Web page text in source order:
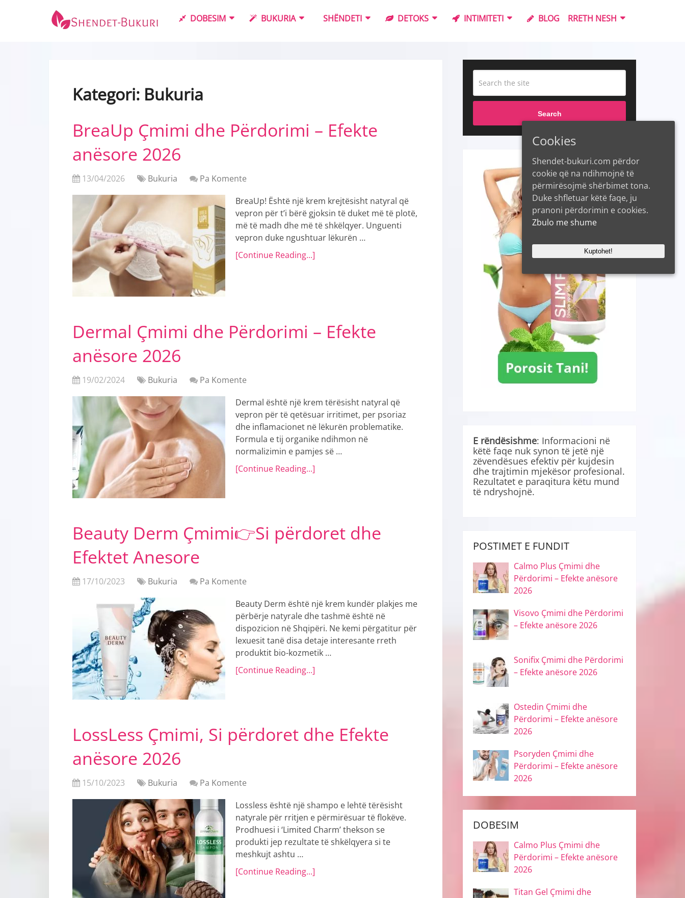
DOBESIM BUKURIA SHËNDETI DETOKS INTIMITETI BLOG RRETH NESH
Kategori: Bukuria
BreaUp Çmimi dhe Përdorimi – Efekte
anësore 2026
13/04/2026 Bukuria
Pa Komente
BreaUp! Është një krem krejtësisht natyral që
vepron për t’i bërë gjoksin të duket më të plotë,
më të madh dhe më të shkëlqyer. Unguenti
vepron duke ngushtuar lëkurën …
[Continue Reading...]
Dermal Çmimi dhe Përdorimi – Efekte
anësore 2026
19/02/2024 Bukuria
Pa Komente
Dermal është një krem tërësisht natyral që
vepron për të qetësuar irritimet, per psoriaz
dhe inflamacionet në lëkurën problematike.
Formula e tij organike ndihmon në
normalizimin e pamjes së …
[Continue Reading...]
Beauty Derm Çmimi👉Si përdoret dhe
Efektet Anesore
17/10/2023 Bukuria
Pa Komente
Beauty Derm është një krem kundër plakjes me
përbërje natyrale dhe tashmë është në
dispozicion në Shqipëri. Ne kemi përgatitur për
lexuesit tanë disa detaje interesante rreth
produktit bio-kozmetik …
[Continue Reading...]
LossLess Çmimi, Si përdoret dhe Efekte
anësore 2026
15/10/2023 Bukuria
Pa Komente
Lossless është një shampo e lehtë tërësisht
natyrale për rritjen e përmirësuar të flokëve.
Prodhuesi i ‘Limited Charm’ thekson se
produkti jep rezultate të shkëlqyera si te
meshkujt ashtu …
[Continue Reading...]
Search
E rëndësishme: Informacioni në
këtë faqe nuk synon të jetë një
zëvendësues efektiv për kujdesin
dhe trajtimin mjekësor profesional.
Rezultatet e paraqitura këtu mund
të ndryshojnë.
POSTIMET E FUNDIT
Calmo Plus Çmimi dhe
Përdorimi – Efekte anësore
2026
Visovo Çmimi dhe Përdorimi
– Efekte anësore 2026
Sonifix Çmimi dhe Përdorimi
– Efekte anësore 2026
Ostedin Çmimi dhe
Përdorimi – Efekte anësore
2026
Psoryden Çmimi dhe
Përdorimi – Efekte anësore
2026
DOBESIM
Calmo Plus Çmimi dhe
Përdorimi – Efekte anësore
2026
Titan Gel Çmimi dhe
Cookies
Shendet-bukuri.com përdor
cookie që na ndihmojnë të
përmirësojmë shërbimet tona.
Duke shfletuar këtë faqe, ju
pranoni përdorimin e cookies.
Zbulo me shume
Kuptohet!